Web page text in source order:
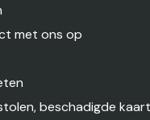
met ons op
beschadigde